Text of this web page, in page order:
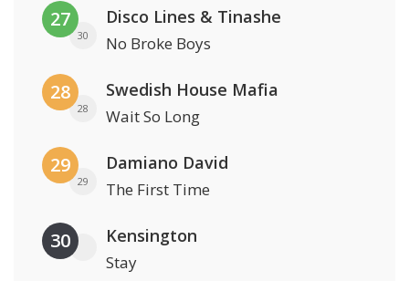
27
30
Disco Lines & Tinashe
No Broke Boys
28
28
Swedish House Mafia
Wait So Long
29
29
Damiano David
The First Time
30 Kensington
Stay